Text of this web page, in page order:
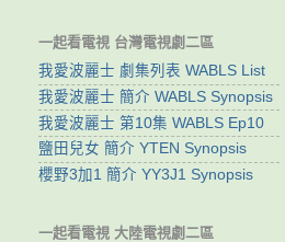
一起看電視 台灣電視劇二區
我愛波麗士 劇集列表 WABLS List
我愛波麗士 簡介 WABLS Synopsis
我愛波麗士 第10集 WABLS Ep10
鹽田兒女 簡介 YTEN Synopsis
櫻野3加1 簡介 YY3J1 Synopsis
一起看電視 大陸電視劇二區